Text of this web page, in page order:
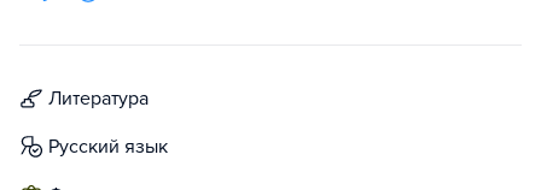
литература
русский язык